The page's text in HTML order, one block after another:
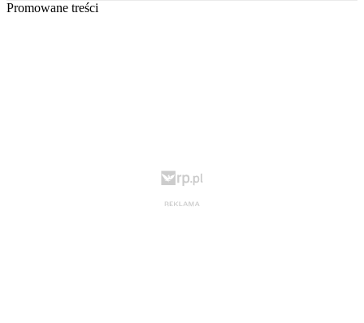
Promowane treści